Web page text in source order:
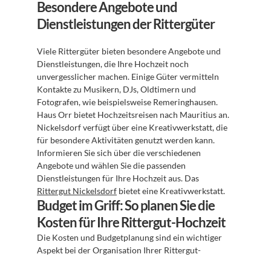
Besondere Angebote und
Dienstleistungen der Rittergüter
Viele Rittergüter bieten besondere Angebote und
Dienstleistungen, die Ihre Hochzeit noch
unvergesslicher machen. Einige Güter vermitteln
Kontakte zu Musikern, DJs, Oldtimern und
Fotografen, wie beispielsweise Remeringhausen.
Haus Orr bietet Hochzeitsreisen nach Mauritius an.
Nickelsdorf verfügt über eine Kreativwerkstatt, die
für besondere Aktivitäten genutzt werden kann.
Informieren Sie sich über die verschiedenen
Angebote und wählen Sie die passenden
Rittergut Nickelsdorf bietet eine Kreativwerkstatt.
Budget im Griff: So planen Sie die
Kosten für Ihre Rittergut-Hochzeit
Die Kosten und Budgetplanung sind ein wichtiger
Aspekt bei der Organisation Ihrer Rittergut-